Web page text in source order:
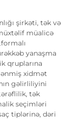
şirkəti, tək və
müalicə
yanaşma
qruplarına
xidmət
gəlirliliyini
tək
seçimləri
tiplərinə, dəri